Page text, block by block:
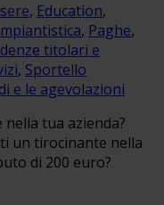
, Education,
, Paghe,
titolari e
, Sportello
e le agevolazioni
tua azienda?
un tirocinante nella
di 200 euro?